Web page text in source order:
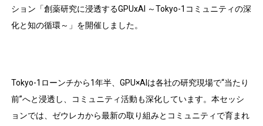
ション「創薬研究に浸透するGPUxAI ～Tokyo-1コミュニティの深
化と知の循環～」を開催しました。
Tokyo-1ローンチから1年半、GPU×AIは各社の研究現場で“当たり
前”へと浸透し、コミュニティ活動も深化しています。本セッシ
ョンでは、ゼウレカから最新の取り組みとコミュニティで育まれ